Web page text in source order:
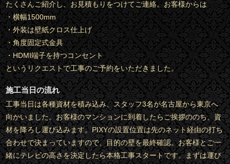
たくさんご紹介し、お見積もりをつけてご連絡。お客様からは
・横幅1500mm
・外装は壁紙クロス仕上げ
・角度固定式金具
・HDMI端子を持つコンセント
というリクエストで工事のご予約をいただきました。
施工当日の流れ
工事当日は各種資材を積み込み、スタッフ3名が名古屋から東京へ
向かいました。お客様のマンションに到着したらご挨拶ののち、資
材を降ろし運び込みます。PIXYの設置位置は先のネット経由の打ち
合わせで決まっていますので、目的の壁を最終確認。お客様とご一
緒にテレビの高さを決定したら本格工事スタートです。まずは運び